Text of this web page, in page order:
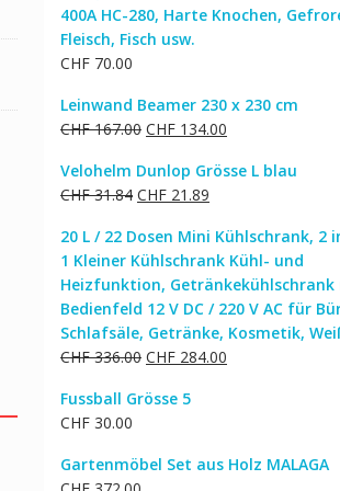
400A HC-280, Harte Knochen,
Fleisch, Fisch usw.
CHF 70.00
Leinwand Beamer 230 x 230 cm
CHF167.00 Ursprünglicher
war:
CHF 167.00
CHF 134.00
ist:
Velohelm Dunlop Grösse L blau
CHF31.84 Ursprünglicher
war:
CHF 31.84
CHF 21.89
ist:
CHF 21.89.
20 L / 22 Dosen Mini Kühlschrank, 2
1 Kleiner Kühlschrank Kühl- und
Heizfunktion,
Bedienfeld 12 V DC / 220 V AC für
Schlafsäle, Getränke, Kosmetik,
CHF336.00 Ursprünglicher
war:
CHF 284.00
Fussball Grösse 5
CHF 30.00
Gartenmöbel Set aus Holz MALAGA